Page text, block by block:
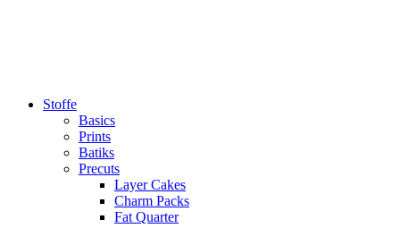
Stoffe
Basics
Prints
Batiks
Precuts
Layer Cakes
Charm Packs
Fat Quarter